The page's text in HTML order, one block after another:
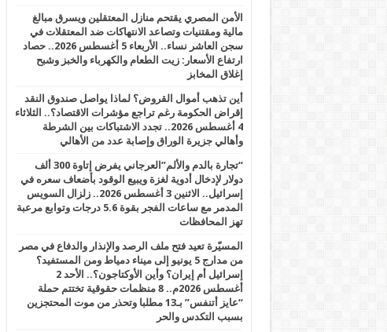
الأمن المصري يقتحم منازل المعتقلين ويسرق مبالغ
مالية ومقتنيات وتصاعد الانتهاكات ضد المعتقلات في
سجن العاشر نساء.. الأربعاء 5 أغسطس 2026.. حصاد
ارتفاع الأسعار: زيت الطعام والكهرباء والخبز وشبح
إغلاق المخابز
أين تذهب أموال القروض؟ لماذا يواصل صندوق النقد
إقراض الحكومة رغم تراجع مؤشرات الاقتصاد؟.. الثلاثاء
4 أغسطس 2026.. تجدد الاشتباكات بين الشرطة
وأهالي جزيرة الوراق وإصابة عدد من الأهالي
“تجارة بالدم والألم”العرجاني يفرض إتاوة 300 ألف
دولار لإدخال أدوية لغزة ويبيع الوقود بأضعاف سعره في
إسرائيل.. الاثنين 3 أغسطس 2026.. زلزال السويس
المدمر مع ساعات الفجر بقوة 5.6 درجات وتوابع مرعبة
تهز المحافظات
المسيّرة تعيد فتح ملف الرصد والإنذار والدفاع في مصر
من مدارج 5 يونيو إلى ميناء دمياط ومن المستفيد؟
إسرائيل أم إيران؟ وأين الأوكتاجون؟.. الأحد 2
أغسطس 2026م.. 8 منظمات حقوقية تختتم حملة
“عايز أتنفس” بـ13 مطلبا وتحذر من موت المحتجزين
بسبب التكدس والحر